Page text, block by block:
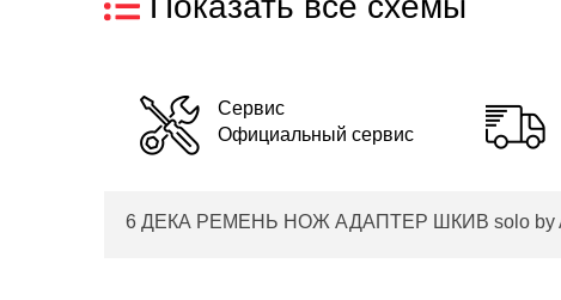
Сервис
Официальный сервис
6 ДЕКА РЕМЕНЬ НОЖ АДАПТЕР ШКИВ solo by AL-